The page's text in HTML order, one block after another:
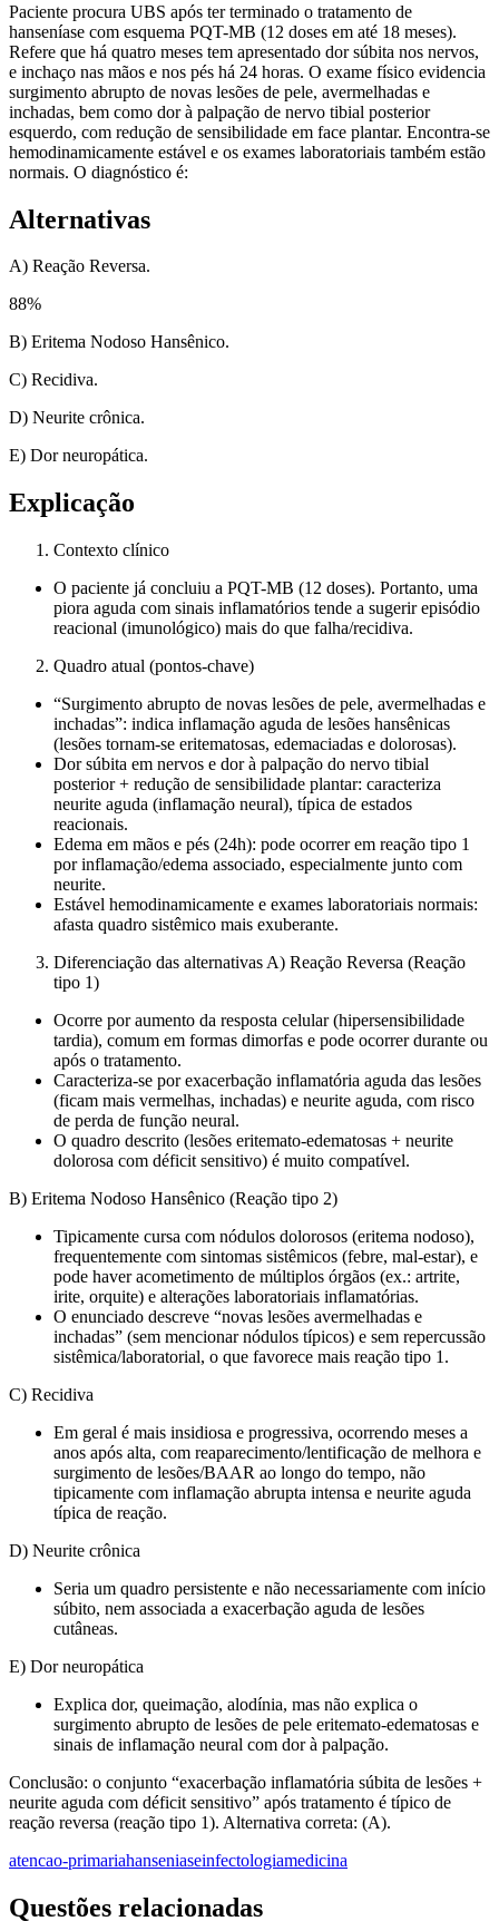
Paciente procura UBS após ter terminado o tratamento de
hanseníase com esquema PQT-MB (12 doses em até 18 meses).
Refere que há quatro meses tem apresentado dor súbita nos nervos,
e inchaço nas mãos e nos pés há 24 horas. O exame físico evidencia
surgimento abrupto de novas lesões de pele, avermelhadas e
inchadas, bem como dor à palpação de nervo tibial posterior
esquerdo, com redução de sensibilidade em face plantar. Encontra-se
hemodinamicamente estável e os exames laboratoriais também estão
normais. O diagnóstico é:
Alternativas
A) Reação Reversa.
88%
B) Eritema Nodoso Hansênico.
C) Recidiva.
D) Neurite crônica.
E) Dor neuropática.
Explicação
Contexto clínico
O paciente já concluiu a PQT-MB (12 doses). Portanto, uma
piora aguda com sinais inflamatórios tende a sugerir episódio
reacional (imunológico) mais do que falha/recidiva.
Quadro atual (pontos-chave)
“Surgimento abrupto de novas lesões de pele, avermelhadas e
inchadas”: indica inflamação aguda de lesões hansênicas
(lesões tornam-se eritematosas, edemaciadas e dolorosas).
Dor súbita em nervos e dor à palpação do nervo tibial
posterior + redução de sensibilidade plantar: caracteriza
neurite aguda (inflamação neural), típica de estados
reacionais.
Edema em mãos e pés (24h): pode ocorrer em reação tipo 1
por inflamação/edema associado, especialmente junto com
neurite.
Estável hemodinamicamente e exames laboratoriais normais:
afasta quadro sistêmico mais exuberante.
Diferenciação das alternativas A) Reação Reversa (Reação
tipo 1)
Ocorre por aumento da resposta celular (hipersensibilidade
tardia), comum em formas dimorfas e pode ocorrer durante ou
após o tratamento.
Caracteriza-se por exacerbação inflamatória aguda das lesões
(ficam mais vermelhas, inchadas) e neurite aguda, com risco
de perda de função neural.
O quadro descrito (lesões eritemato-edematosas + neurite
dolorosa com déficit sensitivo) é muito compatível.
B) Eritema Nodoso Hansênico (Reação tipo 2)
Tipicamente cursa com nódulos dolorosos (eritema nodoso),
frequentemente com sintomas sistêmicos (febre, mal-estar), e
pode haver acometimento de múltiplos órgãos (ex.: artrite,
irite, orquite) e alterações laboratoriais inflamatórias.
O enunciado descreve “novas lesões avermelhadas e
inchadas” (sem mencionar nódulos típicos) e sem repercussão
sistêmica/laboratorial, o que favorece mais reação tipo 1.
C) Recidiva
Em geral é mais insidiosa e progressiva, ocorrendo meses a
anos após alta, com reaparecimento/lentificação de melhora e
surgimento de lesões/BAAR ao longo do tempo, não
tipicamente com inflamação abrupta intensa e neurite aguda
típica de reação.
D) Neurite crônica
Seria um quadro persistente e não necessariamente com início
súbito, nem associada a exacerbação aguda de lesões
cutâneas.
E) Dor neuropática
Explica dor, queimação, alodínia, mas não explica o
surgimento abrupto de lesões de pele eritemato-edematosas e
sinais de inflamação neural com dor à palpação.
Conclusão: o conjunto “exacerbação inflamatória súbita de lesões +
neurite aguda com déficit sensitivo” após tratamento é típico de
reação reversa (reação tipo 1). Alternativa correta: (A).
atencao-primariahanseniaseinfectologiamedicina
Questões relacionadas